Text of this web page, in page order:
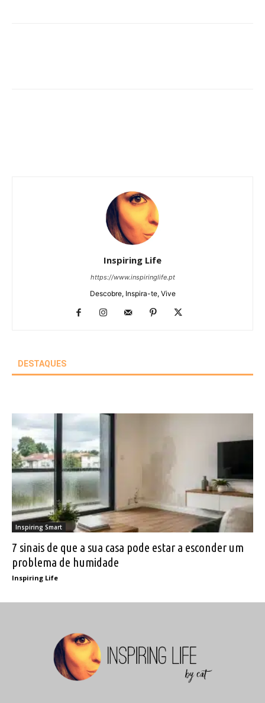
Inspiring Life
https://www.inspiringlife.pt
Descobre, Inspira-te, Vive
DESTAQUES
Inspiring Smart
7 sinais de que a sua casa pode estar a esconder um
problema de humidade
Inspiring Life